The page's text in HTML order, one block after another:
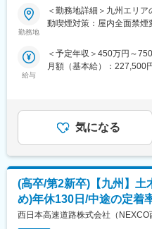
■入社後について
しっかりサポートいたし
利用可能と、ワークライ
です。
・工事の計画もある程度
いです。
・夜勤：
ごく一部の部署では夜勤
５～10回程度と少なめにな
・転勤：
転勤は可能性がありますが
少なめ！夜勤少なめ
＊定着率90％以上！中途
■職務内容：
発注者の立場として、高
※発注者の立場になります
の作業が中心ではありません
■キャリアプラン
◎ジョブローテーションで
来的には役職者としてのご
■ミッション
西日本エリアの高速道路の
勤務地
＜勤務地詳細＞九州エリ
動喫煙対策：屋内全面禁
給与
＜予定年収＞450万円～
月額（基本給）：227,500
性があります。月給(月額)
気になる
(高卒/第2新卒)【九州】土
め)年休130日/中途の定着
西日本高速道路株式会社（NEXCO